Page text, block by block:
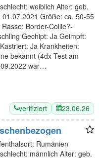
weiblich Alter: geb.
01.07.2021 Größe: ca. 50-55
Rasse: Border-Collie?-
Gechipt: Ja Geimpft:
Ja Krankheiten:
bekannt (4dx Test am
war…
verifiziert 23.06.26
Rumänien
männlich Alter: geb.